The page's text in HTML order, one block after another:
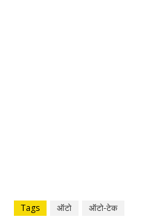
Tags ऑटो ऑटो-टेक